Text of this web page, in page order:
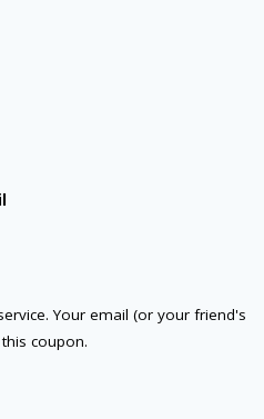
Your email (or your friend's
coupon.